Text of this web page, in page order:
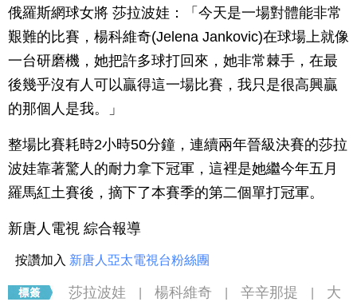
俄羅斯網球女將 莎拉波娃：「今天是一場對體能非常
艱難的比賽，楊科維奇(Jelena Jankovic)在球場上就像
一台研磨機，她把許多球打回來，她非常棘手，在最
後幾乎沒有人可以贏得這一場比賽，我只是很高興贏
的那個人是我。」
整場比賽耗時2小時50分鐘，連續兩年晉級決賽的莎拉
波娃靠著驚人的耐力拿下冠軍，這裡是她繼今年五月
羅馬紅土賽後，摘下了本賽季的第二個單打冠軍。
新唐人電視 綜合報導
按讚加入 新唐人亞太電視台粉絲團
莎拉波娃 楊科維奇 辛辛那提
大